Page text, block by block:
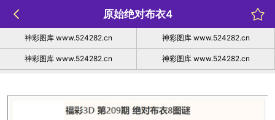
原始绝对布衣4
神彩图库 www.524282.cn 神彩图库 www.524282.cn
神彩图库 www.524282.cn 神彩图库 www.524282.cn